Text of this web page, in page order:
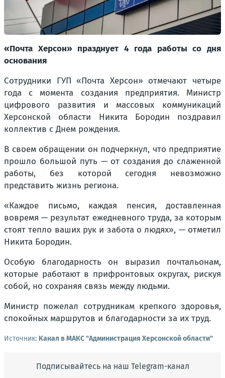
«Почта Херсон» празднует 4 года работы со дня
основания
Сотрудники ГУП «Почта Херсон» отмечают четыре
года с момента создания предприятия. Министр
цифрового развития и массовых коммуникаций
Херсонской области Никита Бородин поздравил
коллектив с Днем рождения.
В своем обращении он подчеркнул, что предприятие
прошло большой путь — от создания до слаженной
работы, без которой сегодня невозможно
представить жизнь региона.
«Каждое письмо, каждая пенсия, доставленная
вовремя — результат ежедневного труда, за которым
стоят тепло ваших рук и забота о людях», — отметил
Никита Бородин.
Особую благодарность он выразил почтальонам,
которые работают в прифронтовых округах, рискуя
собой, но сохраняя связь между людьми.
Министр пожелал сотрудникам крепкого здоровья,
спокойных маршрутов и благодарности за их труд.
Источник: Канал в МАКС "Администрация Херсонской области"
Подписывайтесь на наш Telegram-канал